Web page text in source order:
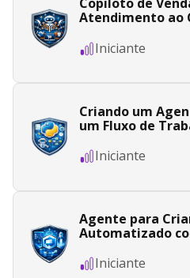
Atendimento ao
Iniciante
Criando um
um Fluxo de
Iniciante
Agente para
Automatizado
Iniciante